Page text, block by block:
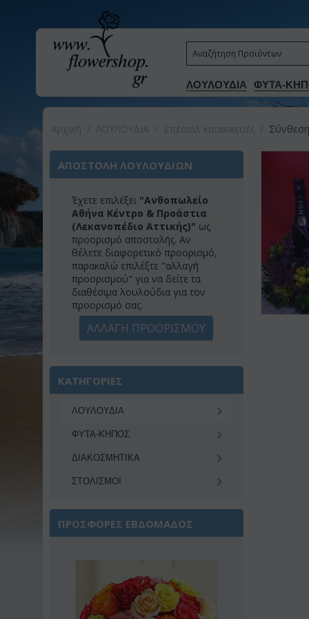
ΛΟΥΛΟΥΔΙΑ ΦΥΤΑ-
ΑΠΟΣΤΟΛΗ ΛΟΥΛΟΥΔΙΩΝ
Έχετε επιλέξει "Ανθοπωλείο
Αθήνα Κέντρο & Προάστια
(Λεκανοπέδιο Αττικής)" ως
προορισμό αποστολής. Αν
θέλετε διαφορετικό προορισμό,
παρακαλώ επιλέξτε "αλλαγή
προορισμού" για να δείτε τα
διαθέσιμα λουλούδια για τον
προορισμό σας.
ΑΛΛΑΓΗ ΠΡΟΟΡΙΣΜΟΥ
ΚΑΤΗΓΟΡΙΕΣ
ΛΟΥΛΟΥΔΙΑ
ΦΥΤΑ-ΚΗΠΟΣ
ΔΙΑΚΟΣΜΗΤΙΚA
ΣΤΟΛΙΣΜΟΙ
ΠΡΟΣΦΟΡΕΣ ΕΒΔΟΜΑΔΟΣ